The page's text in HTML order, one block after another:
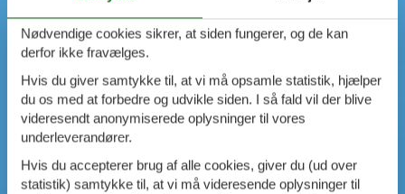
Nødvendige cookies sikrer, at siden fungerer, og de kan
derfor ikke fravælges.
Hvis du giver samtykke til, at vi må opsamle statistik, hjælper
du os med at forbedre og udvikle siden. I så fald vil der blive
videresendt anonymiserede oplysninger til vores
underleverandører.
Hvis du accepterer brug af alle cookies, giver du (ud over
statistik) samtykke til, at vi må videresende oplysninger til